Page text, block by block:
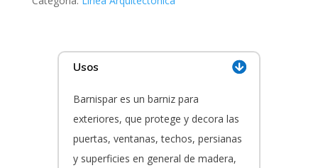
Usos
Barnispar es un barniz para
exteriores, que protege y decora las
puertas, ventanas, techos, persianas
y superficies en general de madera,